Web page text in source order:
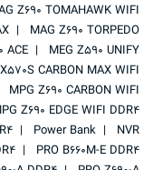
Z690 TOMAHAWK WIFI
MAG Z690 TORPEDO
MEG Z590 UNIFY
ACE
CARBON MAX WIFI
MPG Z690 CARBON WIFI
Z690 EDGE WIFI DDR4
NVR
Power Bank
PRO B660M-E DDR4